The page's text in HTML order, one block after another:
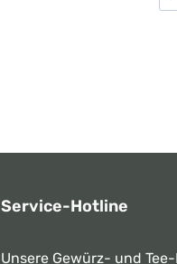
Service-Hotline
Unsere Gewürz- und